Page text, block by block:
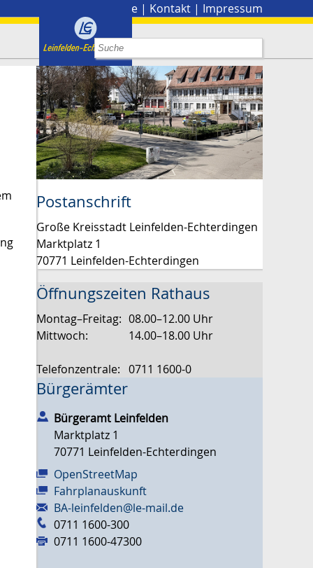
Presse | Kontakt | Impressum
Postanschrift
Große Kreisstadt Leinfelden-Echterdingen
Marktplatz 1
70771 Leinfelden-Echterdingen
Öffnungszeiten Rathaus
Montag–Freitag: 08.00–12.00 Uhr
Mittwoch:
14.00–18.00 Uhr
Telefonzentrale: 0711 1600-0
Bürgerämter
Bürgeramt Leinfelden
Marktplatz 1
70771 Leinfelden-Echterdingen
OpenStreetMap
Fahrplanauskunft
BA-leinfelden@le-mail.de
0711 1600-300
0711 1600-47300